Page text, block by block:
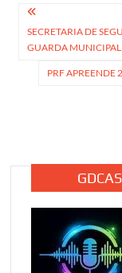
Navegação
de
Post
SECRETARIA DE
GUARDA
PRF APREENDE